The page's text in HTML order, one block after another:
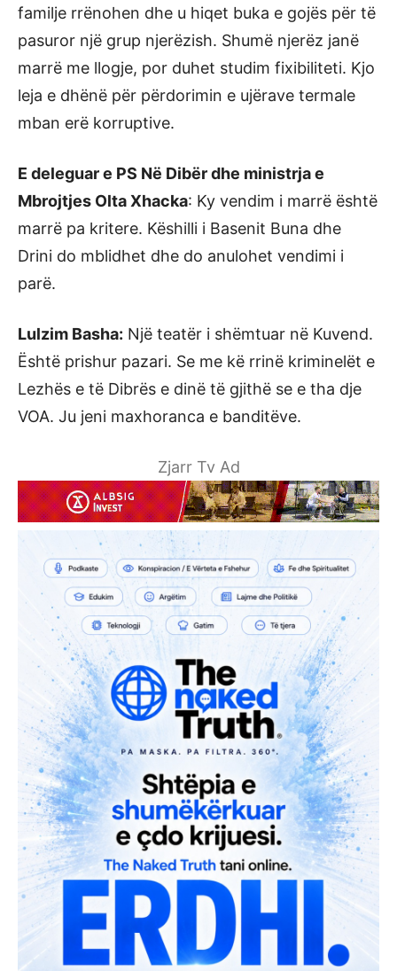
familje rrënohen dhe u hiqet buka e gojës për të
pasuror një grup njerëzish. Shumë njerëz janë
marrë me llogje, por duhet studim fixibiliteti. Kjo
leja e dhënë për përdorimin e ujërave termale
mban erë korruptive.
E deleguar e PS Në Dibër dhe ministrja e
Mbrojtjes Olta Xhacka: Ky vendim i marrë është
marrë pa kritere. Këshilli i Basenit Buna dhe
Drini do mblidhet dhe do anulohet vendimi i
parë.
Lulzim Basha: Një teatër i shëmtuar në Kuvend.
Është prishur pazari. Se me kë rrinë kriminelët e
Lezhës e të Dibrës e dinë të gjithë se e tha dje
VOA. Ju jeni maxhoranca e banditëve.
Zjarr Tv Ad